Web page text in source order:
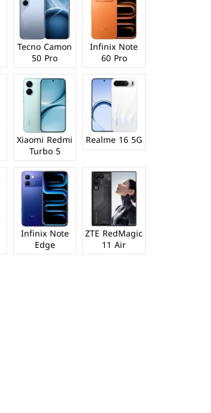
Infinix Note
60 Pro
Tecno Camon
50 Pro
Realme 16 5G
Xiaomi Redmi
Turbo 5
ZTE RedMagic
11 Air
Infinix Note
Edge